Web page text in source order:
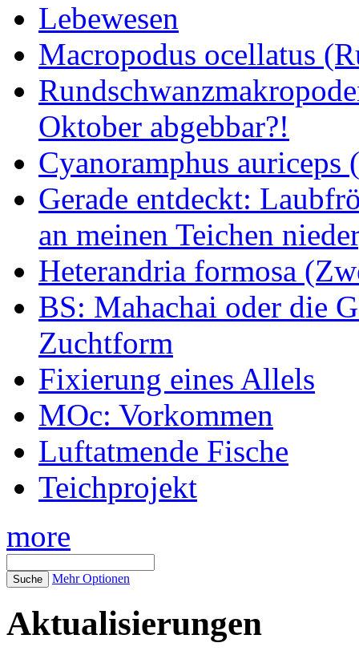
Lebewesen
Macropodus ocellatus
Oktober abgebbar?!
Cyanoramphus
Gerade entdeckt:
an meinen Teichen
Heterandria formosa
BS: Mahachai oder die
Zuchtform
Fixierung eines Allels
MOc: Vorkommen
Luftatmende Fische
Teichprojekt
more
Mehr Optionen
Aktualisierungen